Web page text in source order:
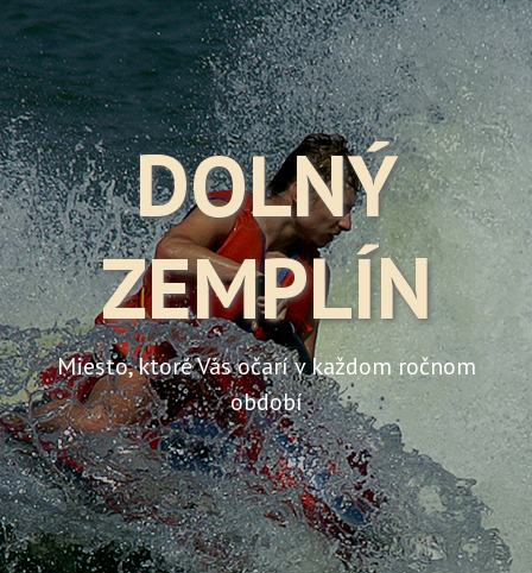
DOLNÝ
ZEMPLÍN
Miesto, ktoré Vás očarí v každom ročnom
období